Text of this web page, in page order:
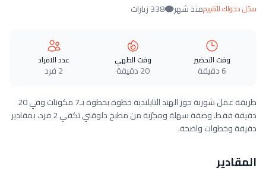
سجّل دخولك للتقييممنذ شهر 338 زيارات
وقت التحضير
6 دقيقة
وقت الطهي
20 دقيقة
عدد الافراد
2 فرد
طريقة عمل شوربة جوز الهند التايلندية خطوة بخطوة بـ7 مكونات وفي 20
دقيقة فقط. وصفة سهلة ومجرّبة من مطبخ دلوقتي تكفي 2 فرد، بمقادير
دقيقة وخطوات واضحة.
المقادير